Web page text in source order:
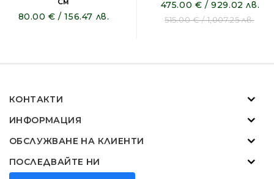
80.00 € / 156.47 лв.
475.00 € / 929.02 лв.
515.00 € / 1,007.25 лв.
КОНТАКТИ
ИНФОРМАЦИЯ
ОБСЛУЖВАНЕ НА КЛИЕНТИ
ПОСЛЕДВАЙТЕ НИ